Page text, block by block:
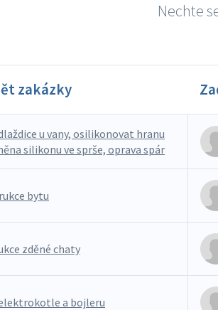
Nechte
zakázky
u vany, osilikonovat hranu
silikonu ve sprše, oprava spár
bytu
zděné chaty
a bojleru